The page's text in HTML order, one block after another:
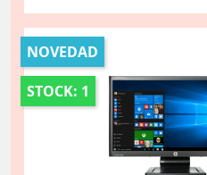
NOVEDAD
STOCK: 1